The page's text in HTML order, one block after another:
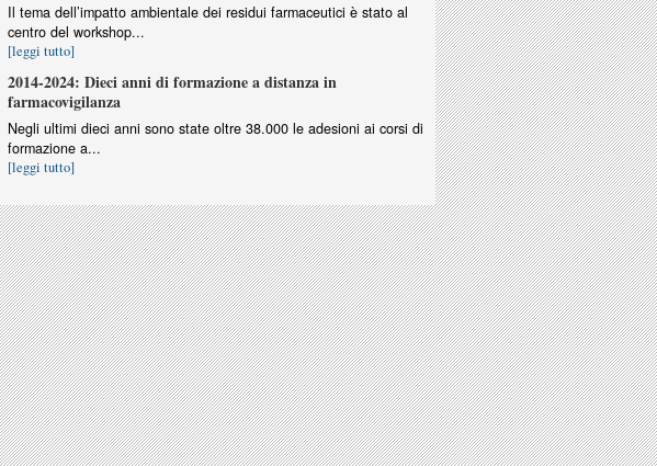
Il tema dell’impatto ambientale dei residui farmaceutici è stato al
centro del workshop...
[leggi tutto]
2014-2024: Dieci anni di formazione a distanza in
farmacovigilanza
Negli ultimi dieci anni sono state oltre 38.000 le adesioni ai corsi di
formazione a...
[leggi tutto]